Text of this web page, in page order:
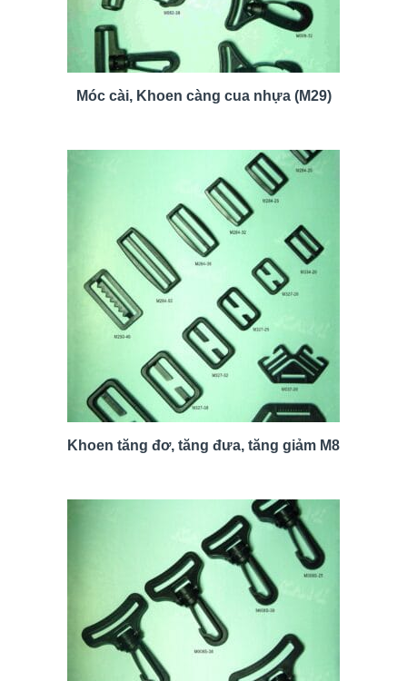
Móc cài, Khoen càng cua nhựa (M29)
Khoen tăng đơ, tăng đưa, tăng giảm M8